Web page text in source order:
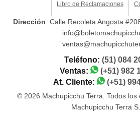
Libro de Reclamaciones
Dirección: Calle Recoleta Angosta
Teléfono: (51) 084
Ventas:
(+51) 982
At. Cliente:
(+51)
© 2026 Machupicchu Terra. Todos los
Machupicchu Terra